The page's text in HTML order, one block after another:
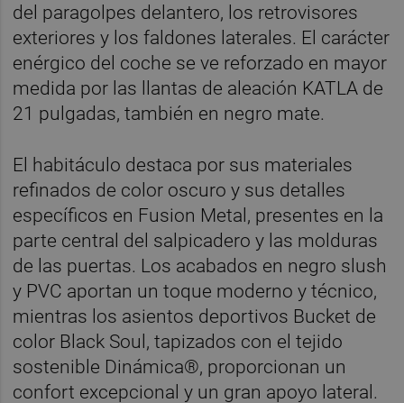
del paragolpes delantero, los retrovisores
exteriores y los faldones laterales. El carácter
enérgico del coche se ve reforzado en mayor
medida por las llantas de aleación KATLA de
21 pulgadas, también en negro mate.
El habitáculo destaca por sus materiales
refinados de color oscuro y sus detalles
específicos en Fusion Metal, presentes en la
parte central del salpicadero y las molduras
de las puertas. Los acabados en negro slush
y PVC aportan un toque moderno y técnico,
mientras los asientos deportivos Bucket de
color Black Soul, tapizados con el tejido
sostenible Dinámica®, proporcionan un
confort excepcional y un gran apoyo lateral.